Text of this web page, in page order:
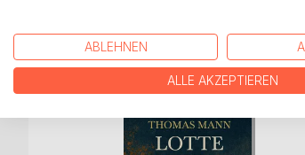
WEITERE
ABLEHNEN
ALLE AKZEPTIEREN